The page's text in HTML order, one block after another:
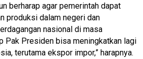
berharap agar pemerintah dapat
produksi dalam negeri dan
nasional di masa
Pak Presiden bisa meningkatkan lagi
terutama ekspor impor,” harapnya.